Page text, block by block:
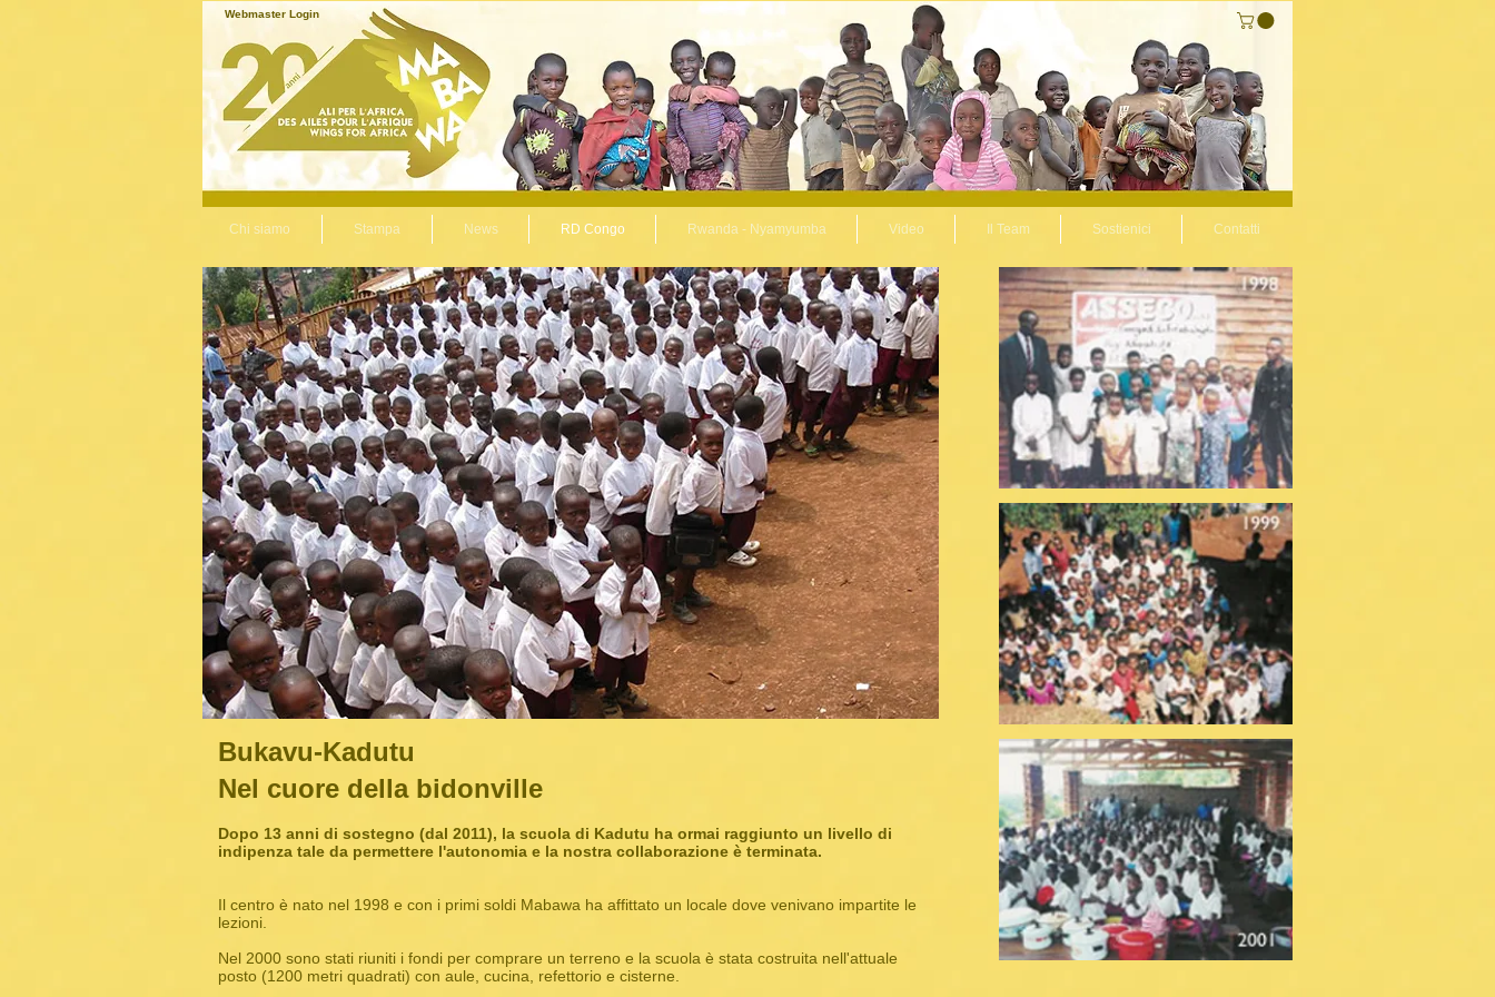
Webmaster Login
Chi siamo Stampa News RD Congo Rwanda - Nyamyumba Video Il Team Sostienici Contatti
Bukavu-Kadutu
Nel cuore della bidonville
Dopo 13 anni di sostegno (dal 2011), la scuola di Kadutu ha ormai raggiunto un livello di
indipenza tale da permettere l'autonomia e la nostra collaborazione è terminata.
Il centro è nato nel 1998 e con i primi soldi Mabawa ha affittato un locale dove venivano impartite le
lezioni.
Nel 2000 sono stati riuniti i fondi per comprare un terreno e la scuola è stata costruita nell'attuale
posto (1200 metri quadrati) con aule, cucina, refettorio e cisterne.